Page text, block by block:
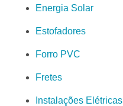
Energia Solar
Estofadores
Forro PVC
Fretes
Instalações Elétricas